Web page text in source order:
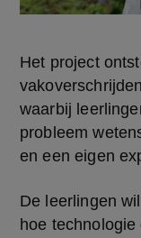
Het project
waarbij
probleem
en een eigen
De leerlingen
hoe